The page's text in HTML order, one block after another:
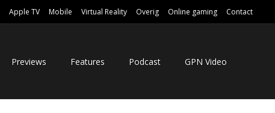
Apple TV Mobile Virtual Reality Overig Online gaming Contact
Previews Features Podcast GPN Video